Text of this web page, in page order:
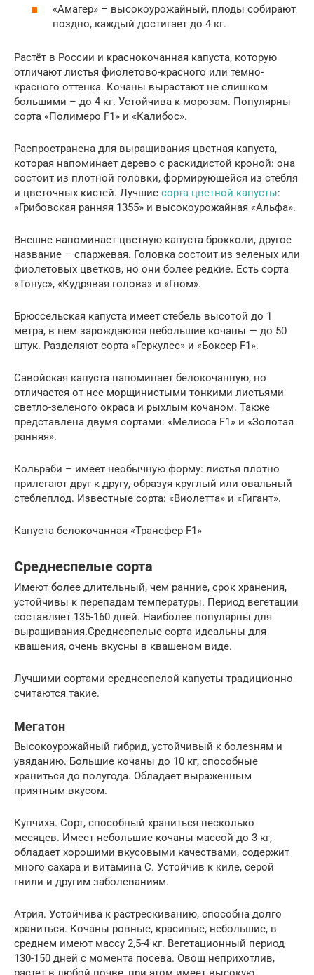
«Амагер» – высокоурожайный, плоды собирают
поздно, каждый достигает до 4 кг.
Растёт в России и краснокочанная капуста, которую
отличают листья фиолетово-красного или темно-
красного оттенка. Кочаны вырастают не слишком
большими – до 4 кг. Устойчива к морозам. Популярны
сорта «Полимеро F1» и «Калибос».
Распространена для выращивания цветная капуста,
которая напоминает дерево с раскидистой кроной: она
состоит из плотной головки, формирующейся из стебля
и цветочных кистей. Лучшие сорта цветной капусты:
«Грибовская ранняя 1355» и высокоурожайная «Альфа».
Внешне напоминает цветную капуста брокколи, другое
название – спаржевая. Головка состоит из зеленых или
фиолетовых цветков, но они более редкие. Есть сорта
«Тонус», «Кудрявая голова» и «Гном».
Брюссельская капуста имеет стебель высотой до 1
метра, в нем зарождаются небольшие кочаны — до 50
штук. Разделяют сорта «Геркулес» и «Боксер F1».
Савойская капуста напоминает белокочанную, но
отличается от нее морщинистыми тонкими листьями
светло-зеленого окраса и рыхлым кочаном. Также
представлена двумя сортами: «Мелисса F1» и «Золотая
ранняя».
Кольраби – имеет необычную форму: листья плотно
прилегают друг к другу, образуя круглый или овальный
стеблеплод. Известные сорта: «Виолетта» и «Гигант».
Капуста белокочанная «Трансфер F1»
Среднеспелые сорта
Имеют более длительный, чем ранние, срок хранения,
устойчивы к перепадам температуры. Период вегетации
составляет 135-160 дней. Наиболее популярны для
выращивания.Среднеспелые сорта идеальны для
квашения, очень вкусны в квашеном виде.
Лучшими сортами среднеспелой капусты традиционно
считаются такие.
Мегатон
Высокоурожайный гибрид, устойчивый к болезням и
увяданию. Большие кочаны до 10 кг, способные
храниться до полугода. Обладает выраженным
приятным вкусом.
Купчиха. Сорт, способный храниться несколько
месяцев. Имеет небольшие кочаны массой до 3 кг,
обладает хорошими вкусовыми качествами, содержит
много сахара и витамина C. Устойчив к киле, серой
гнили и другим заболеваниям.
Атрия. Устойчива к растрескиванию, способна долго
храниться. Кочаны ровные, красивые, небольшие, в
среднем имеют массу 2,5-4 кг. Вегетационный период
130-150 дней с момента посева. Овощ неприхотлив,